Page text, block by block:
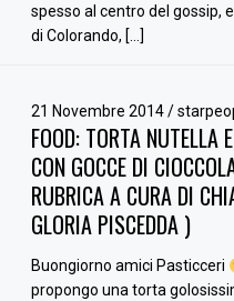
spesso al centro del gossip,
di Colorando, […]
21 Novembre 2014/
FOOD: TORTA NUTELLA
CON GOCCE DI
RUBRICA A CURA DI
GLORIA PISCEDDA )
Buongiorno amici Pasticceri
propongo una torta